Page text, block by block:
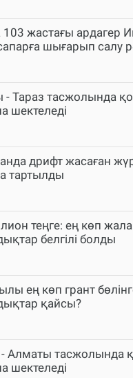
жастағы ардагер
шығарып салу
Тараз тасжолында
шектеледі
дрифт жасаған
тартылды
теңге: ең көп
белгілі болды
ең көп грант
қайсы?
- Алматы тасжолында
шектеледі